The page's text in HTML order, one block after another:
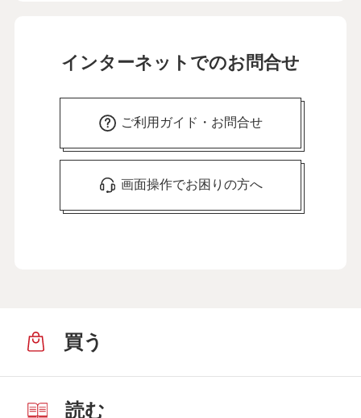
インターネットでのお問合せ
ご利用ガイド・お問合せ
画面操作でお困りの方へ
買う
読む